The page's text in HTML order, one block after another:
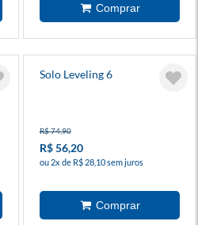
Solo Leveling 6
R$ 74,90
R$ 56,20
ou 2x de R$ 28,10 sem juros